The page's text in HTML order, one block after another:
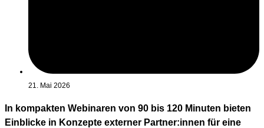
21. Mai 2026
In kompakten Webinaren von 90 bis 120 Minuten bieten
Einblicke in Konzepte externer Partner:innen für eine